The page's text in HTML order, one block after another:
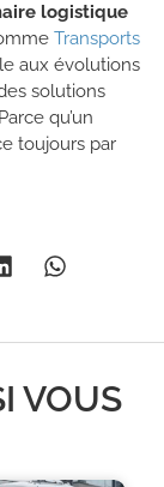
logistique
Transports
aux évolutions
solutions
qu’un
toujours par
VOUS